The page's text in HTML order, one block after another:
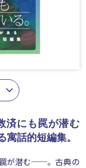
済にも罠が潜む
話的短編集。
が潜む──。古典の